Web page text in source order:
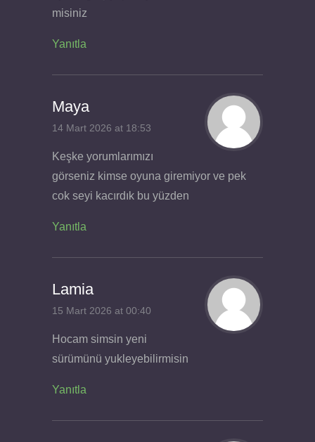
misiniz
Yanıtla
Maya
14 Mart 2026 at 18:53
Keşke yorumlarımızı
görseniz kimse oyuna giremiyor ve pek
cok seyi kacırdık bu yüzden
Yanıtla
Lamia
15 Mart 2026 at 00:40
Hocam simsin yeni
sürümünü yukleyebilirmisin
Yanıtla